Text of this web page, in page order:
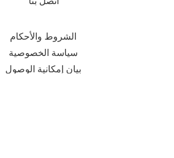
الشروط والأحكام
سياسة الخصوصية